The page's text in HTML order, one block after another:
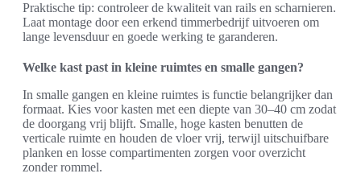
Praktische tip: controleer de kwaliteit van rails en scharnieren.
Laat montage door een erkend timmerbedrijf uitvoeren om
lange levensduur en goede werking te garanderen.
Welke kast past in kleine ruimtes en smalle gangen?
In smalle gangen en kleine ruimtes is functie belangrijker dan
formaat. Kies voor kasten met een diepte van 30–40 cm zodat
de doorgang vrij blijft. Smalle, hoge kasten benutten de
verticale ruimte en houden de vloer vrij, terwijl uitschuifbare
planken en losse compartimenten zorgen voor overzicht
zonder rommel.